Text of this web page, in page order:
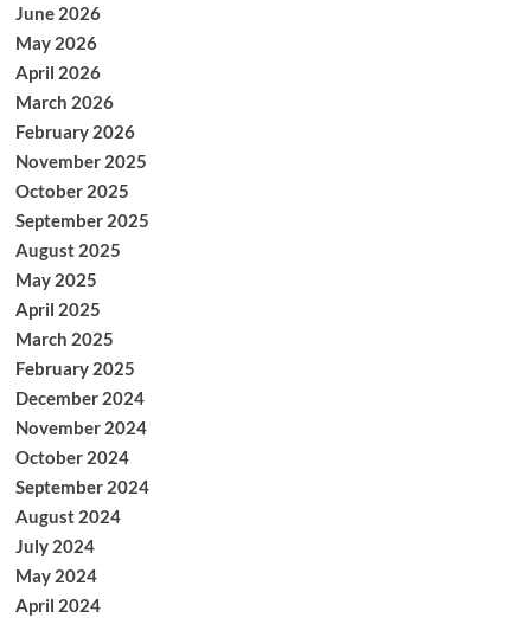
June 2026
May 2026
April 2026
March 2026
February 2026
November 2025
October 2025
September 2025
August 2025
May 2025
April 2025
March 2025
February 2025
December 2024
November 2024
October 2024
September 2024
August 2024
July 2024
May 2024
April 2024